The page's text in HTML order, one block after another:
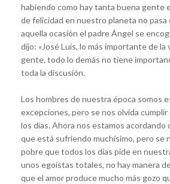
habiendo como hay tanta buena gente
de felicidad en nuestro planeta no pasa
aquella ocasión el padre Ángel se
dijo: «José Luis, lo más importante de la
gente, todo lo demás no tiene
toda la discusión.
Los hombres de nuestra época somos
excepciones, pero se nos olvida
los días. Ahora nos estamos acordando
que está sufriendo muchísimo, pero se
pobre que todos los días pide en
unos egoístas totales, no hay manera
que el amor produce mucho más gozo